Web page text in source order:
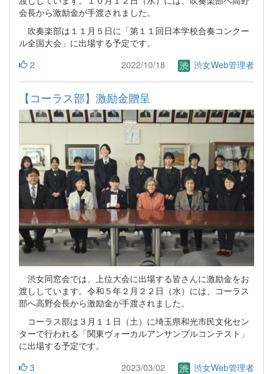
会長から激励金が手渡されました。
吹奏楽部は１１月５日に「第１１回日本学校合奏コンクー
ル全国大会」に出場する予定です。
2
2022/10/18 渋女Web管理者
【コーラス部】激励金贈呈
渋女同窓会では、上位大会に出場する皆さんに激励金をお
渡ししています。令和５年２月２２日（水）には、コーラス
部へ高野会長から激励金が手渡されました。
コーラス部は３月１１日（土）に埼玉県和光市民文化セン
ターで行われる「関東ヴォーカルアンサンブルコンテスト」
に出場する予定です。
3
2023/03/02 渋女Web管理者